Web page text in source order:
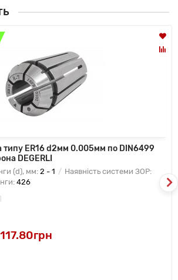
типу ER16 d2мм 0.005мм по DIN6499
DEGERLI
(d), мм: 2 - 1
Наявність системи ЗОР:
426